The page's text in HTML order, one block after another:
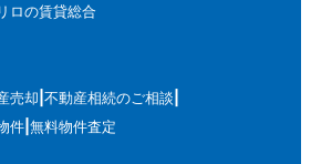
リロの賃貸総合
売却 不動産相続のご相談
件 無料物件査定